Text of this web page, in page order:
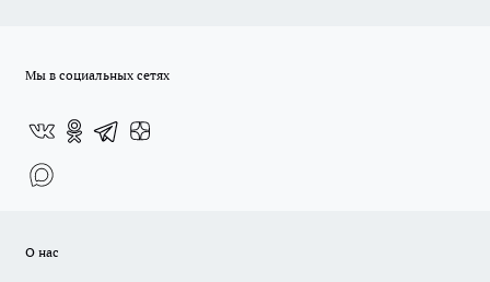
Мы в социальных сетях
О нас